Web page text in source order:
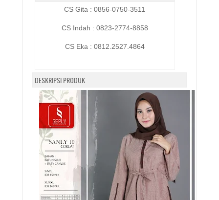
CS Gita : 0856-0750-3511
CS Indah : 0823-2774-8858
CS Eka : 0812.2527.4864
DESKRIPSI PRODUK